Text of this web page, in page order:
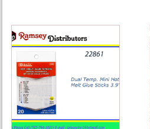
-
2090
(4/Pack)
BAZIC
Dual
Temp.
Mini